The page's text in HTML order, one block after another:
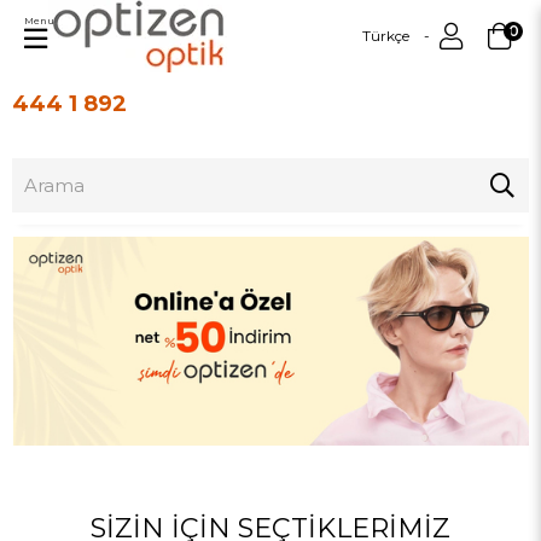
444 1 892
Türkçe 0
Menu
SIZIN İÇIN SEÇTIKLERIMIZ